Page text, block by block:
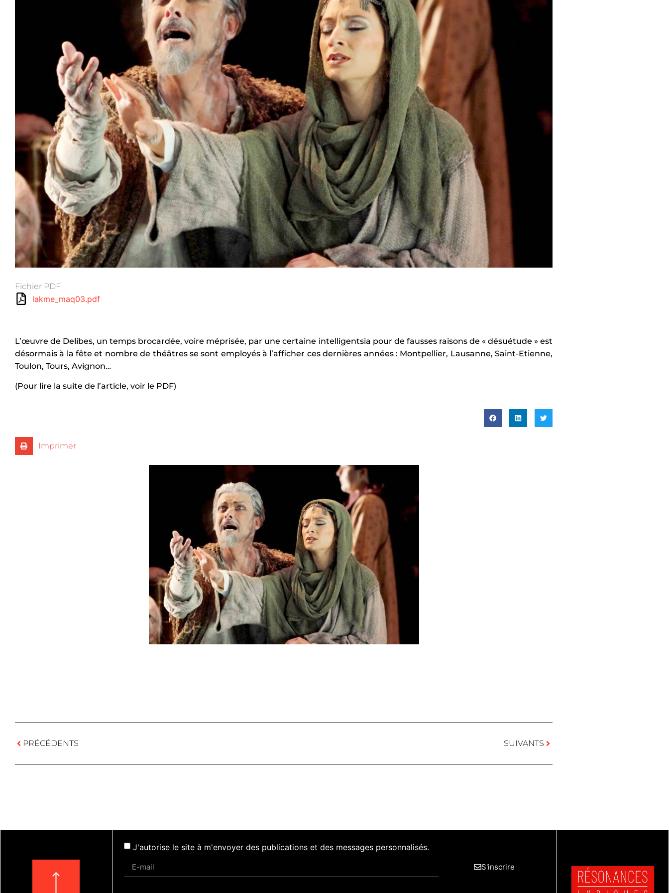
Fichier PDF
lakme_maq03.pdf
L’œuvre de Delibes, un temps brocardée, voire méprisée, par une certaine intelligentsia pour de fausses raisons de « désuétude » est
désormais à la fête et nombre de théâtres se sont employés à l’afficher ces dernières années : Montpellier, Lausanne, Saint-Etienne,
Toulon, Tours, Avignon…
(Pour lire la suite de l’article, voir le PDF)
Imprimer
PRÉCÉDENTS SUIVANTS
J'autorise le site à m'envoyer des publications et des messages personnalisés.
S'inscrire